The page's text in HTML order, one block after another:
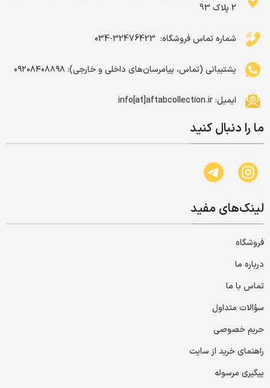
2 پلاک 93
شماره تماس فروشگاه: ‌ 32476423-034
پشتیبانی (تماس، پیامرسان‌های داخلی و خارجی): ۰۹۲۰۸۴۰۸۸۹۸
ایمیل: info[at]aftabcollection.ir
ما را دنبال کنید
لینک‌های مفید
فروشگاه
درباره ما
تماس با ما
سؤالات متداول
حریم خصوصی
راهنمای خرید از سایت
پیگیری مرسوله